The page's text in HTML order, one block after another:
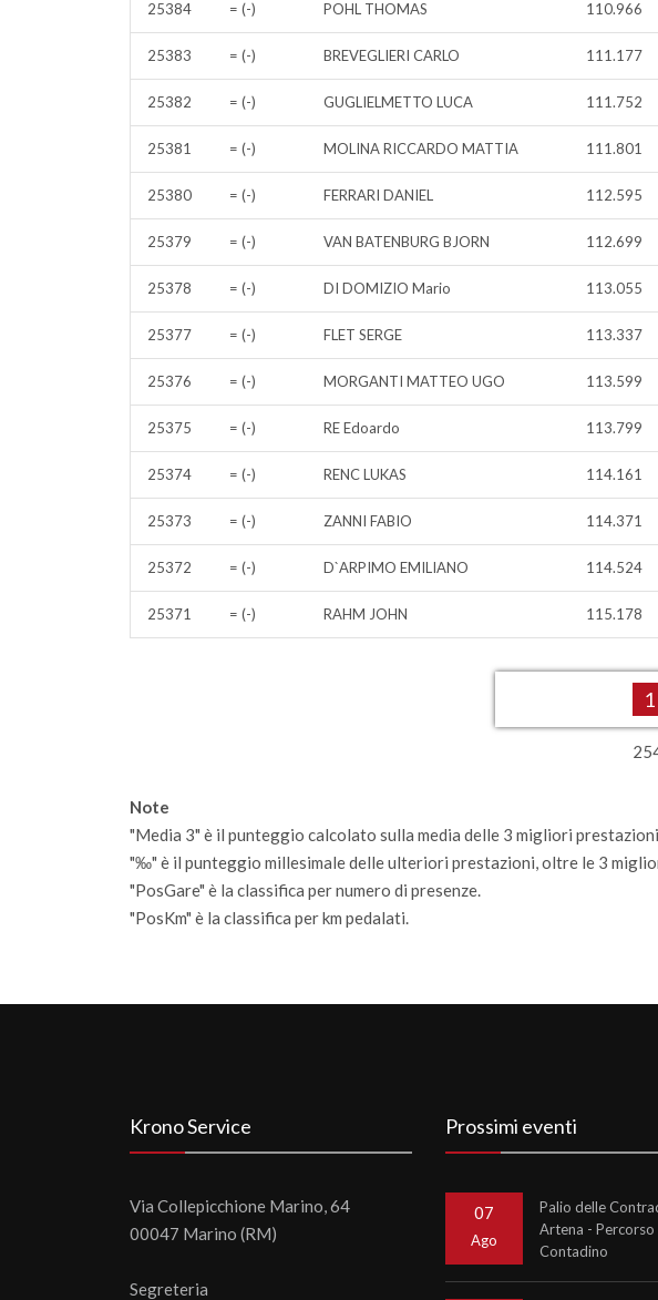
25384 = (-) POHL THOMAS 110.966
25383 = (-) BREVEGLIERI CARLO 111.177
25382 = (-) GUGLIELMETTO LUCA 111.752
25381 = (-) MOLINA RICCARDO MATTIA 111.801
25380 = (-) FERRARI DANIEL 112.595
25379 = (-) VAN BATENBURG BJORN 112.699
25378 = (-) DI DOMIZIO Mario 113.055
25377 = (-) FLET SERGE 113.337
25376 = (-) MORGANTI MATTEO UGO 113.599
25375 = (-) RE Edoardo 113.799
25374 = (-) RENC LUKAS 114.161
25373 = (-) ZANNI FABIO 114.371
25372 = (-) D`ARPIMO EMILIANO 114.524
25371 = (-) RAHM JOHN 115.178
1
Note
"Media 3" è il punteggio calcolato sulla media delle 3 migliori
"‰" è il punteggio millesimale delle ulteriori prestazioni, oltre le 3
"PosGare" è la classifica per numero di presenze.
"PosKm" è la classifica per km pedalati.
Krono Service
Via Collepicchione Marino, 64
00047 Marino (RM)
Segreteria
Prossimi eventi
07
Ago
Palio delle
Artena - Percorso
Contadino